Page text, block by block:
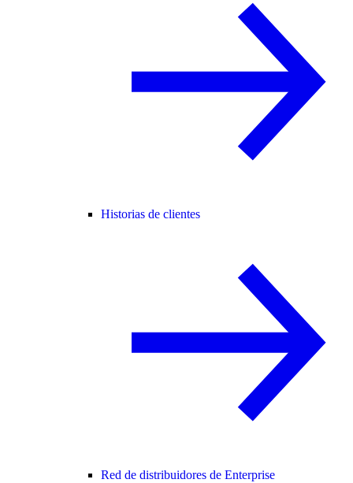
Historias de clientes
Red de distribuidores de Enterprise